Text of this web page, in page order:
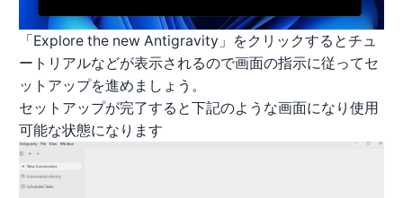
「Explore the new Antigravity」をクリックするとチュ
ートリアルなどが表示されるので画面の指示に従ってセ
ットアップを進めましょう。
セットアップが完了すると下記のような画面になり使用
可能な状態になります